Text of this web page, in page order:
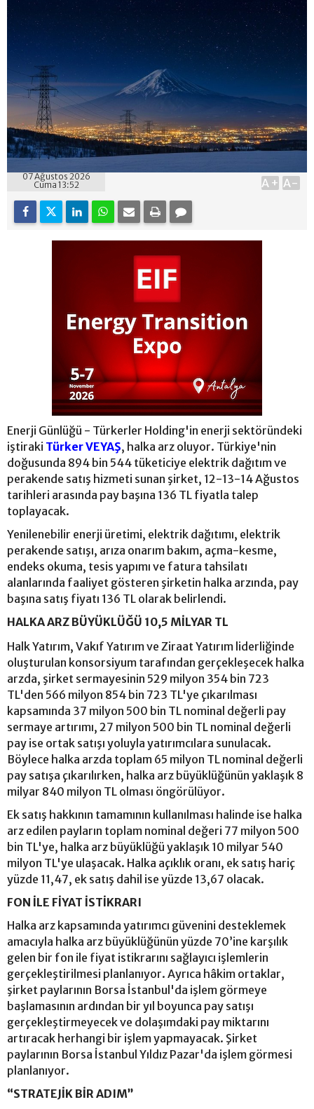
07 Ağustos 2026
Cuma 13:52
A+ A-
Enerji Günlüğü - Türkerler Holding'in enerji sektöründeki
iştiraki Türker VEYAŞ, halka arz oluyor. Türkiye'nin
doğusunda 894 bin 544 tüketiciye elektrik dağıtım ve
perakende satış hizmeti sunan şirket, 12-13-14 Ağustos
tarihleri arasında pay başına 136 TL fiyatla talep
toplayacak.
Yenilenebilir enerji üretimi, elektrik dağıtımı, elektrik
perakende satışı, arıza onarım bakım, açma-kesme,
endeks okuma, tesis yapımı ve fatura tahsilatı
alanlarında faaliyet gösteren şirketin halka arzında, pay
başına satış fiyatı 136 TL olarak belirlendi.
HALKA ARZ BÜYÜKLÜĞÜ 10,5 MİLYAR TL
Halk Yatırım, Vakıf Yatırım ve Ziraat Yatırım liderliğinde
oluşturulan konsorsiyum tarafından gerçekleşecek halka
arzda, şirket sermayesinin 529 milyon 354 bin 723
TL'den 566 milyon 854 bin 723 TL'ye çıkarılması
kapsamında 37 milyon 500 bin TL nominal değerli pay
sermaye artırımı, 27 milyon 500 bin TL nominal değerli
pay ise ortak satışı yoluyla yatırımcılara sunulacak.
Böylece halka arzda toplam 65 milyon TL nominal değerli
pay satışa çıkarılırken, halka arz büyüklüğünün yaklaşık 8
milyar 840 milyon TL olması öngörülüyor.
Ek satış hakkının tamamının kullanılması halinde ise halka
arz edilen payların toplam nominal değeri 77 milyon 500
bin TL'ye, halka arz büyüklüğü yaklaşık 10 milyar 540
milyon TL'ye ulaşacak. Halka açıklık oranı, ek satış hariç
yüzde 11,47, ek satış dahil ise yüzde 13,67 olacak.
FON İLE FİYAT İSTİKRARI
Halka arz kapsamında yatırımcı güvenini desteklemek
amacıyla halka arz büyüklüğünün yüzde 70’ine karşılık
gelen bir fon ile fiyat istikrarını sağlayıcı işlemlerin
gerçekleştirilmesi planlanıyor. Ayrıca hâkim ortaklar,
şirket paylarının Borsa İstanbul'da işlem görmeye
başlamasının ardından bir yıl boyunca pay satışı
gerçekleştirmeyecek ve dolaşımdaki pay miktarını
artıracak herhangi bir işlem yapmayacak. Şirket
paylarının Borsa İstanbul Yıldız Pazar'da işlem görmesi
planlanıyor.
“STRATEJİK BİR ADIM”